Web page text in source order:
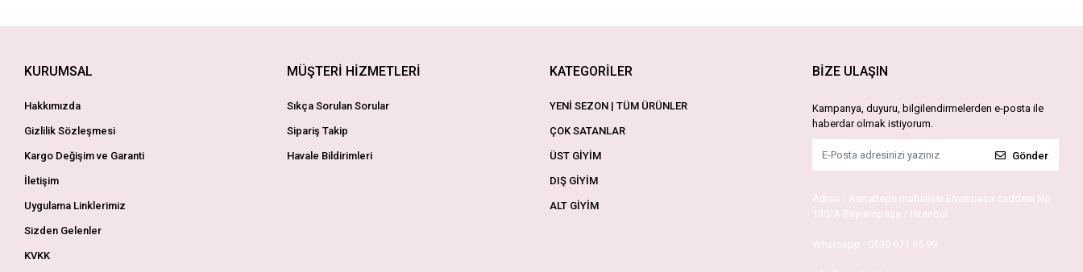
KURUMSAL
Hakkımızda
Gizlilik Sözleşmesi
Kargo Değişim ve Garanti
İletişim
Uygulama Linklerimiz
Sizden Gelenler
KVKK
MÜŞTERİ HİZMETLERİ
Sıkça Sorulan Sorular
Sipariş Takip
Havale Bildirimleri
KATEGORİLER
YENİ SEZON | TÜM ÜRÜNLER
ÇOK SATANLAR
ÜST GİYİM
DIŞ GİYİM
ALT GİYİM
BİZE ULAŞIN
Kampanya, duyuru, bilgilendirmelerden e-posta ile
haberdar olmak istiyorum.
Gönder
Adres : Kartaltepe mahallesi Enverpaşa caddesi No
130/A Bayrampaşa / İstanbul
Whatsapp : 0530 671 65 99